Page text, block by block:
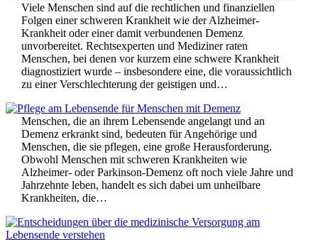
Viele Menschen sind auf die rechtlichen und finanziellen
Folgen einer schweren Krankheit wie der Alzheimer-
Krankheit oder einer damit verbundenen Demenz
unvorbereitet. Rechtsexperten und Mediziner raten
Menschen, bei denen vor kurzem eine schwere Krankheit
diagnostiziert wurde – insbesondere eine, die voraussichtlich
zu einer Verschlechterung der geistigen und…
Menschen, die an ihrem Lebensende angelangt und an
Demenz erkrankt sind, bedeuten für Angehörige und
Menschen, die sie pflegen, eine große Herausforderung.
Obwohl Menschen mit schweren Krankheiten wie
Alzheimer- oder Parkinson-Demenz oft noch viele Jahre und
Jahrzehnte leben, handelt es sich dabei um unheilbare
Krankheiten, die…